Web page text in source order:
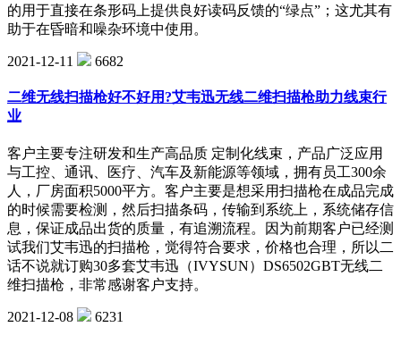
的用于直接在条形码上提供良好读码反馈的“绿点”；这尤其有
助于在昏暗和噪杂环境中使用。
2021-12-11 6682
二维无线扫描枪好不好用?艾韦迅无线二维扫描枪助力线束行
业
客户主要专注研发和生产高品质 定制化线束，产品广泛应用
与工控、通讯、医疗、汽车及新能源等领域，拥有员工300余
人，厂房面积5000平方。客户主要是想采用扫描枪在成品完成
的时候需要检测，然后扫描条码，传输到系统上，系统储存信
息，保证成品出货的质量，有追溯流程。因为前期客户已经测
试我们艾韦迅的扫描枪，觉得符合要求，价格也合理，所以二
话不说就订购30多套艾韦迅（IVYSUN）DS6502GBT无线二
维扫描枪，非常感谢客户支持。
2021-12-08 6231